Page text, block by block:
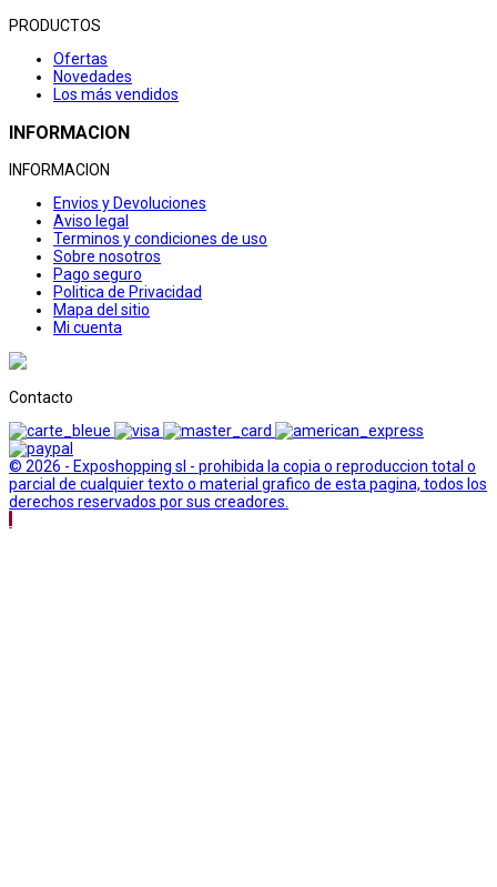
PRODUCTOS
Ofertas
Novedades
Los más vendidos
INFORMACION
INFORMACION
Envios y Devoluciones
Aviso legal
Terminos y condiciones de uso
Sobre nosotros
Pago seguro
Politica de Privacidad
Mapa del sitio
Mi cuenta
Contacto
© 2026 - Exposhopping sl - prohibida la copia o reproduccion total o
parcial de cualquier texto o material grafico de esta pagina, todos los
derechos reservados por sus creadores.